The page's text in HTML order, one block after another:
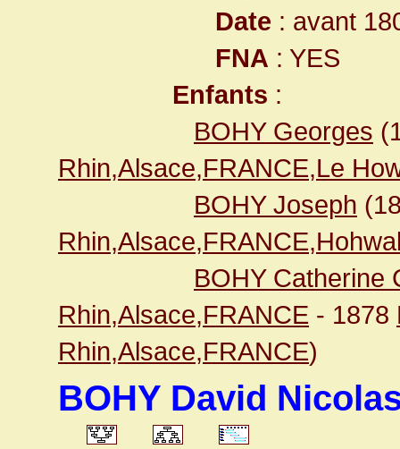
Date : avant
FNA : YES
Enfants :
BOHY Georges
Rhin,Alsace,FRANCE,Le
BOHY Joseph
BOHY Catherine
Rhin,Alsace,FRANCE - 1878
Rhin,Alsace,FRANCE)
BOHY David